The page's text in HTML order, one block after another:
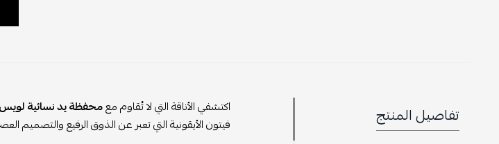
تفاصيل المنتج
اكتشفي الأناقة التي لا تُقاوم معمحفظة يد نسائية لويس
فيتون الأيقونية التي تعبر عن الذوق الرفيع والتصميم العصري.